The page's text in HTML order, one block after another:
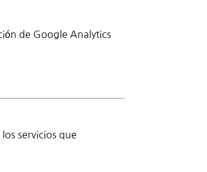
de Google Analytics
servicios que